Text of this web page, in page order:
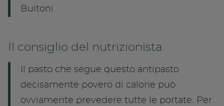
Buitoni.
Il consiglio del nutrizionista
Il pasto che segue questo antipasto
decisamente povero di calorie può
ovviamente prevedere tutte le portate. Per